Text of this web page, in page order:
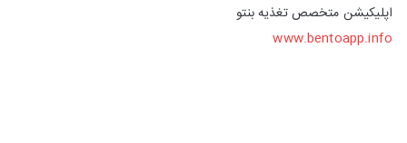
اپلیکیشن متخصص تغذیه بنتو
www.bentoapp.info